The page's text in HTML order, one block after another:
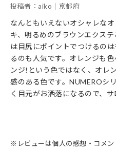
投稿者：aiko｜京都府
なんともいえないオシャレな
キ、明るめのブラウンエクス
は目尻にポイントでつけるの
るのも人気です。オレンジも
ンジ!という色ではなく、オレ
感のある色です。NUMEROシ
く目元がお洒落になるので、
※レビューは個人の感想・コメ